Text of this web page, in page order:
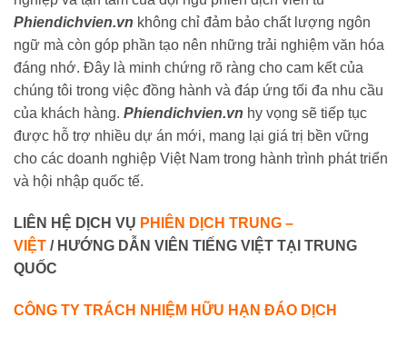
Phiendichvien.vn không chỉ đảm bảo chất lượng ngôn
ngữ mà còn góp phần tạo nên những trải nghiệm văn hóa
đáng nhớ. Đây là minh chứng rõ ràng cho cam kết của
chúng tôi trong việc đồng hành và đáp ứng tối đa nhu cầu
của khách hàng. Phiendichvien.vn hy vọng sẽ tiếp tục
được hỗ trợ nhiều dự án mới, mang lại giá trị bền vững
cho các doanh nghiệp Việt Nam trong hành trình phát triển
và hội nhập quốc tế.
LIÊN HỆ DỊCH VỤ PHIÊN DỊCH TRUNG –
VIỆT / HƯỚNG DẪN VIÊN TIẾNG VIỆT TẠI TRUNG
QUỐC
CÔNG TY TRÁCH NHIỆM HỮU HẠN ĐÁO DỊCH